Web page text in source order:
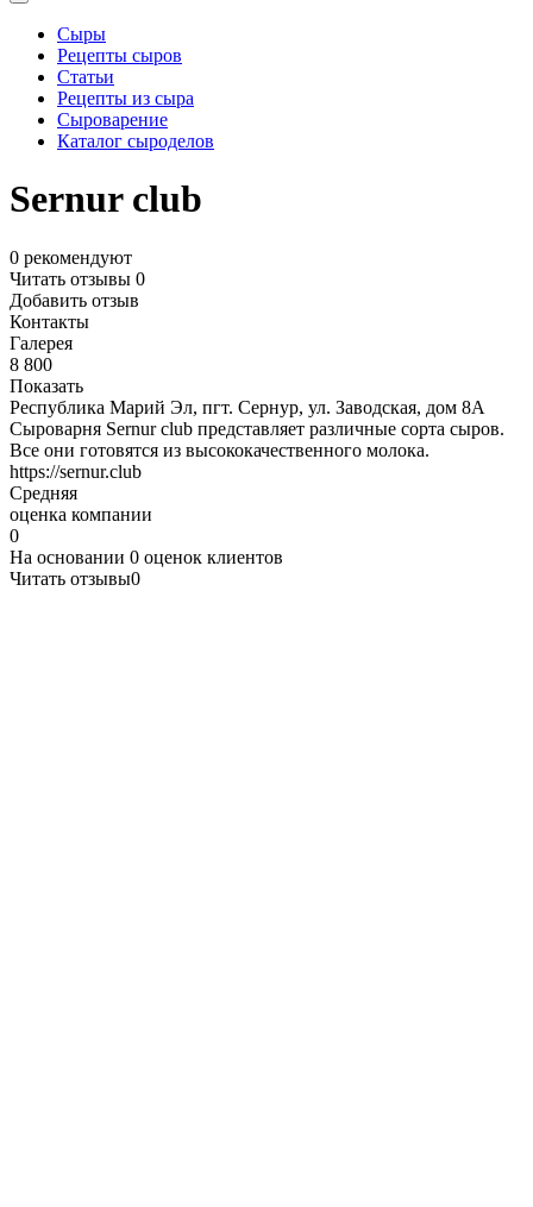
Сыры
Рецепты сыров
Статьи
Рецепты из сыра
Сыроварение
Каталог сыроделов
Sernur club
0 рекомендуют
Читать отзывы 0
Добавить отзыв
Контакты
Галерея
8 800
Показать
Республика Марий Эл, пгт. Сернур, ул. Заводская, дом 8А
Сыроварня Sernur club представляет различные сорта сыров.
Все они готовятся из высококачественного молока.
https://sernur.club
Средняя
оценка компании
0
На основании 0 оценок клиентов
Читать отзывы0